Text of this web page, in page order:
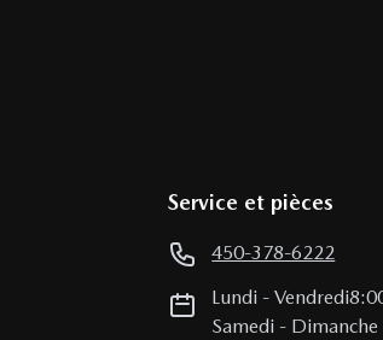
Service et pièces
450-378-6222
Lundi -Vendredi
Samedi - Dimanche